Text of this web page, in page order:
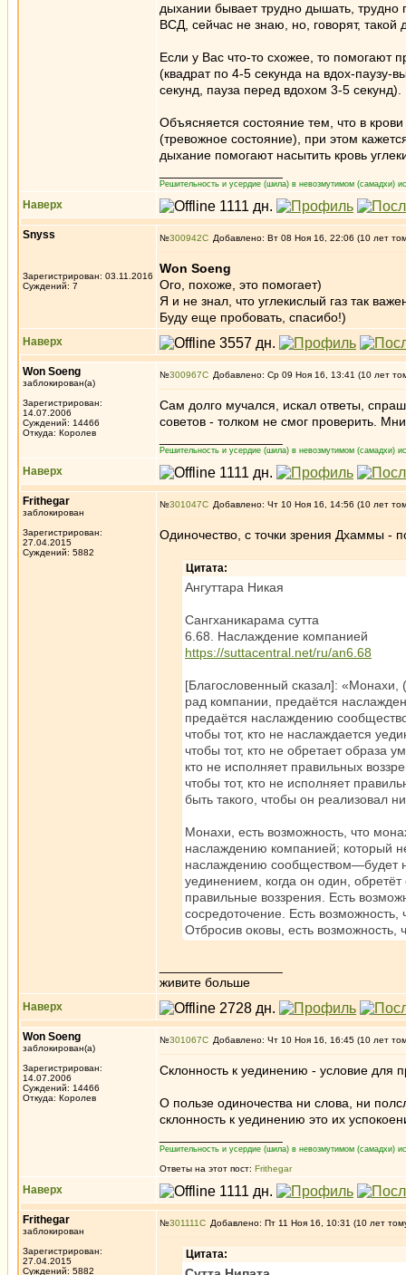
дыхании бывает трудно дышать, трудно
ВСД, сейчас не знаю, но, говорят, такой
Если у Вас что-то схожее, то помогают
(квадрат по 4-5 секунда на вдох-паузу-
секунд, пауза перед вдохом 3-5 секунд).
Объясняется состояние тем, что в
(тревожное состояние), при этом
дыхание помогают насытить кровь
Решительность и усердие (шила) в невозмутимом (самадхи)
Наверх
Snyss
Зарегистрирован: 03.11.2016
Суждений: 7
№300942 Добавлено: Вт 08 Ноя 16, 22:06 (10 лет
Won Soeng
Ого, похоже, это помогает)
Я и не знал, что углекислый газ так
Буду еще пробовать, спасибо!)
Наверх
Won Soeng
заблокирован(а)
Зарегистрирован:
14.07.2006
Суждений: 14466
Откуда: Королев
№300967 Добавлено: Ср 09 Ноя 16, 13:41 (10 лет
Сам долго мучался, искал ответы,
советов - толком не смог проверить.
Решительность и усердие (шила) в невозмутимом (самадхи)
Наверх
Frithegar
заблокирован
Зарегистрирован:
27.04.2015
Суждений: 5882
№301047 Добавлено: Чт 10 Ноя 16, 14:56 (10 лет
Одиночество, с точки зрения Дхаммы -
Цитата:
Ангуттара Никая
Сангханикарама сутта
6.68. Наслаждение компанией
https://suttacentral.net/ru/an6.68
[Благословенный сказал]: «Монахи,
рад компании, предаётся
предаётся наслаждению
чтобы тот, кто не наслаждается
чтобы тот, кто не обретает образа
кто не исполняет правильных
чтобы тот, кто не исполняет
быть такого, чтобы он реализовал
Монахи, есть возможность, что
наслаждению компанией; который
наслаждению сообществом—будет
уединением, когда он один, обретёт
правильные воззрения. Есть
сосредоточение. Есть возможность,
Отбросив оковы, есть возможность,
живите больше
Наверх
Won Soeng
заблокирован(а)
Зарегистрирован:
14.07.2006
Суждений: 14466
Откуда: Королев
№301067 Добавлено: Чт 10 Ноя 16, 16:45 (10 лет
Склонность к уединению - условие для
О пользе одиночества ни слова, ни
склонность к уединению это их
Решительность и усердие (шила) в невозмутимом (самадхи)
Ответы на этот пост: Frithegar
Наверх
Frithegar
заблокирован
Зарегистрирован:
27.04.2015
Суждений: 5882
№301111 Добавлено: Пт 11 Ноя 16, 10:31 (10 лет
Цитата: